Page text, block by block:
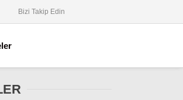
Bizi Takip Edin